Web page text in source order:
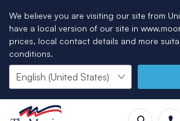
We believe you are visiting our site from
have a local version of our site in
prices, local contact details and more
conditions.